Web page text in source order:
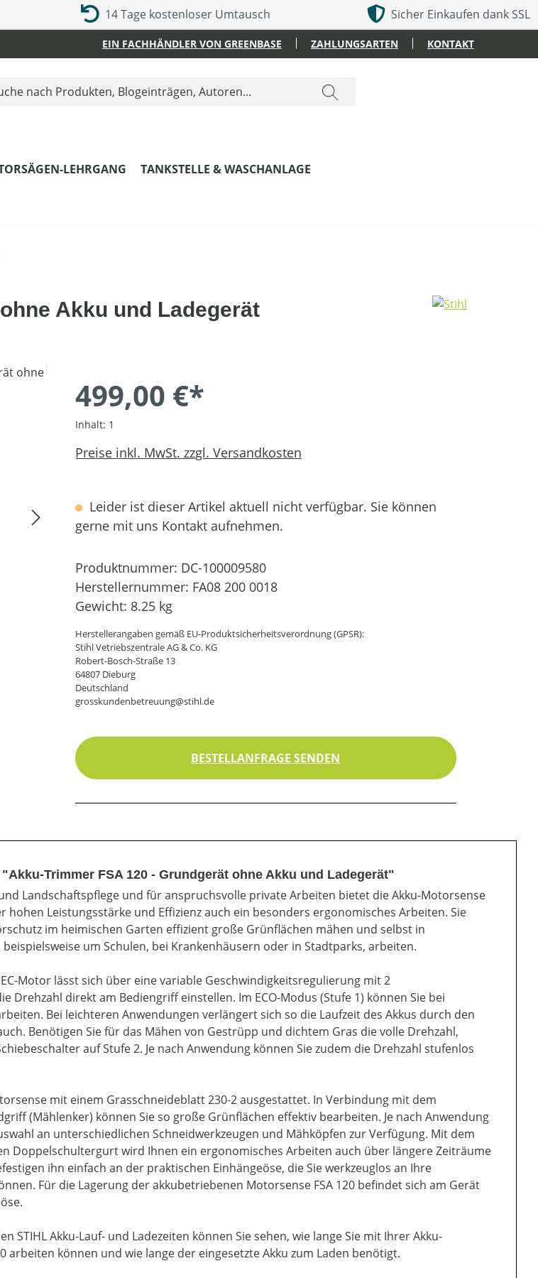
14 Tage kostenloser Umtausch Sicher Einkaufen dank SSL
EIN FACHHÄNDLER VON GREENBASE ZAHLUNGSARTEN KONTAKT
LEHRGANG TANKSTELLE & WASCHANLAGE
Akku und Ladegerät
499,00 €*
Inhalt: 1
Preise inkl. MwSt. zzgl. Versandkosten
Leider ist dieser Artikel aktuell nicht verfügbar. Sie können
gerne mit uns Kontakt aufnehmen.
Produktnummer: DC-100009580
Herstellernummer: FA08 200 0018
Gewicht: 8.25 kg
Herstellerangaben gemäß EU-Produktsicherheitsverordnung (GPSR):
Stihl Vetriebszentrale AG & Co. KG
Robert-Bosch-Straße 13
64807 Dieburg
Deutschland
grosskundenbetreuung@stihl.de
BESTELLANFRAGE SENDEN
Trimmer FSA 120 - Grundgerät ohne Akku und Ladegerät"
Landschaftspflege und für anspruchsvolle private Arbeiten bietet die Akku-Motorsense
hohen Leistungsstärke und Effizienz auch ein besonders ergonomisches Arbeiten. Sie
im heimischen Garten effizient große Grünflächen mähen und selbst in
um Schulen, bei Krankenhäusern oder in Stadtparks, arbeiten.
Motor lässt sich über eine variable Geschwindigkeitsregulierung mit 2
Drehzahl direkt am Bediengriff einstellen. Im ECO-Modus (Stufe 1) können Sie bei
Bei leichteren Anwendungen verlängert sich so die Laufzeit des Akkus durch den
Benötigen Sie für das Mähen von Gestrüpp und dichtem Gras die volle Drehzahl,
auf Stufe 2. Je nach Anwendung können Sie zudem die Drehzahl stufenlos
mit einem Grasschneideblatt 230-2 ausgestattet. In Verbindung mit dem
(Mählenker) können Sie so große Grünflächen effektiv bearbeiten. Je nach Anwendung
an unterschiedlichen Schneidwerkzeugen und Mähköpfen zur Verfügung. Mit dem
Doppelschultergurt wird Ihnen ein ergonomisches Arbeiten auch über längere Zeiträume
ihn einfach an der praktischen Einhängeöse, die Sie werkzeuglos an Ihre
Für die Lagerung der akkubetriebenen Motorsense FSA 120 befindet sich am Gerät
STIHL Akku-Lauf- und Ladezeiten können Sie sehen, wie lange Sie mit Ihrer Akku-
arbeiten können und wie lange der eingesetzte Akku zum Laden benötigt.